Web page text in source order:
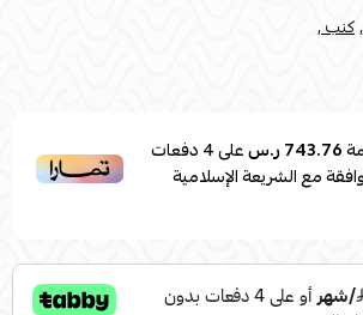
كنب ,
743.76 ر.س على4دفعات
مع الشريعة الإسلامية